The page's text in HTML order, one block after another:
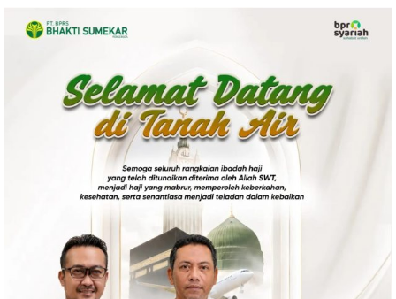
Wisata
Olahraga
Birokrasi